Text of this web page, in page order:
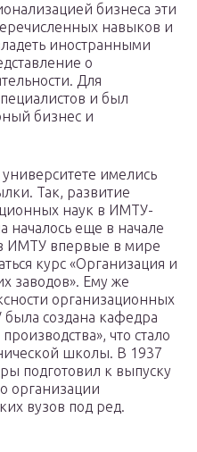
бизнеса эти
навыков и
иностранными
о
Для
и был
бизнес и
имелись
Так, развитие
наук в ИМТУ-
еще в начале
ИМТУ впервые в мире
курс «Организация и
заводов». Ему же
организационных
создана кафедра
что стало
школы. В 1937
подготовил к выпуску
организации
вузов под ред.